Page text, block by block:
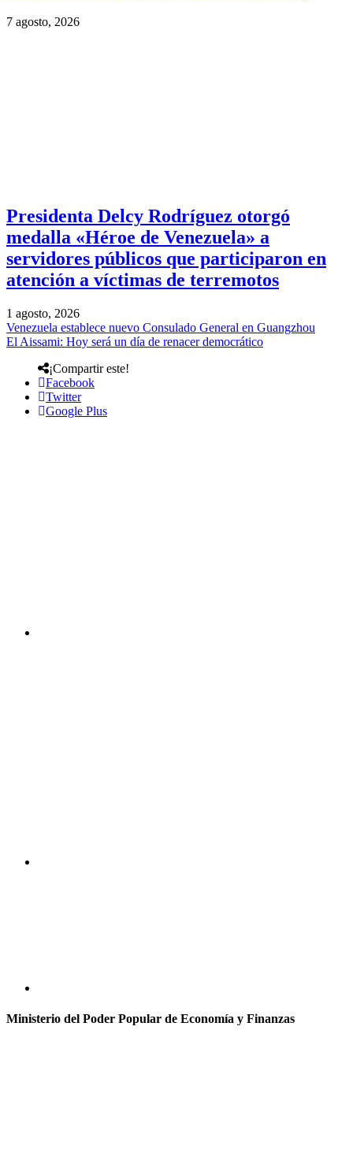
7 agosto, 2026
Presidenta Delcy Rodríguez otorgó
medalla «Héroe de Venezuela» a
servidores públicos que participaron en
atención a víctimas de terremotos
1 agosto, 2026
Venezuela establece nuevo Consulado General en Guangzhou
El Aissami: Hoy será un día de renacer democrático
¡Compartir este!
Facebook
Twitter
Google Plus
Ministerio del Poder Popular de Economía y Finanzas